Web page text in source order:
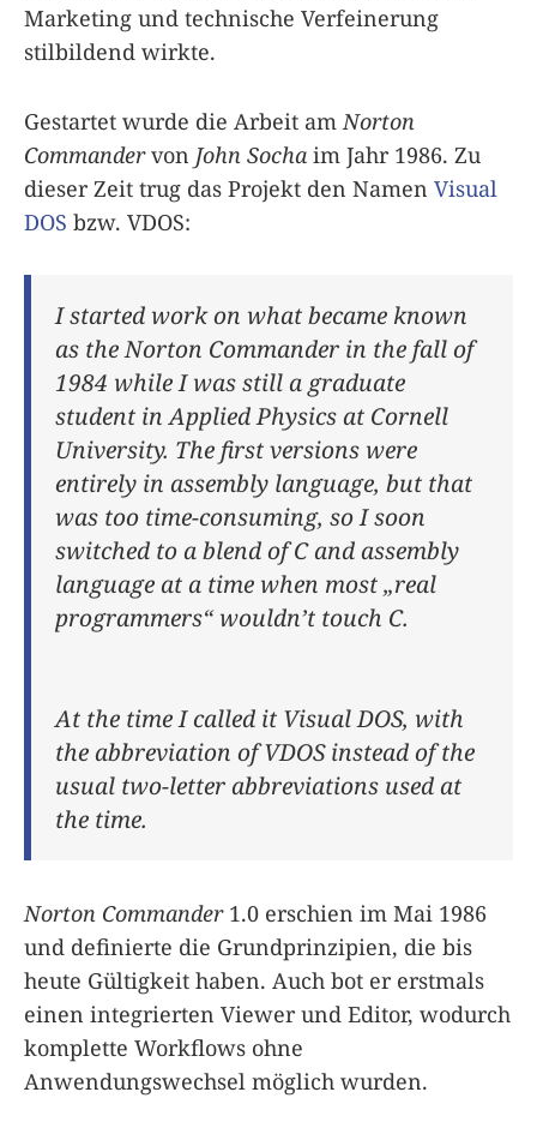
Marketing und technische Verfeinerung
stilbildend wirkte.
Gestartet wurde die Arbeit am Norton
Commandervon John Socha im Jahr 1986. Zu
dieser Zeit trug das Projekt den Namen Visual
DOS bzw. VDOS:
I started work on what became known
as the Norton Commander in the fall of
1984 while I was still a graduate
student in Applied Physics at Cornell
University. The first versions were
entirely in assembly language, but that
was too time-consuming, so I soon
switched to a blend of C and assembly
language at a time when most „real
programmers“ wouldn’t touch C.
At the time I called it Visual DOS, with
the abbreviation of VDOS instead of the
usual two-letter abbreviations used at
the time.
Norton Commander1.0 erschien im Mai 1986
und definierte die Grundprinzipien, die bis
heute Gültigkeit haben. Auch bot er erstmals
einen integrierten Viewer und Editor, wodurch
komplette Workflows ohne
Anwendungswechsel möglich wurden.